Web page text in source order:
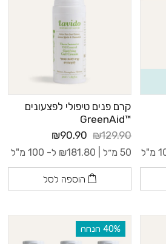
קרם פנים טיפולי לפצעונים
™GreenAid
₪129.90
₪90.90
50 מ״ל | ₪181.80 ל- 100 מ"ל
הוספה לסל
‫40% הנחה